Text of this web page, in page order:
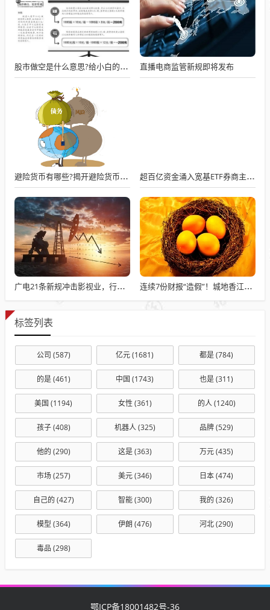
股市做空是什么意思?给小白的三个关键提醒 直播电商监管新规即将发布
避险货币有哪些?揭开避险货币的三重真相 超百亿资金涌入宽基ETF券商主题被弃
广电21条新规冲击影视业，行业将如何应对？ 连续7份财报“造假”！城地香江被监管重锤，3名前高管遭追责，市值蒸发超10亿
标签列表
公司 (587) 亿元(1681) 都是(784)
的是(461) 中国 (1743) 也是(311)
美国 (1194) 女性 (361) 的人(1240)
孩子(408) 机器人(325) 品牌(529)
他的 (290) 这是(363) 万元(435)
市场(257) 美元(346) 日本(474)
自己的 (427) 智能(300) 我的 (326)
模型 (364) 伊朗 (476) 河北(290)
毒品 (298)
鄂ICP备18001482号-36